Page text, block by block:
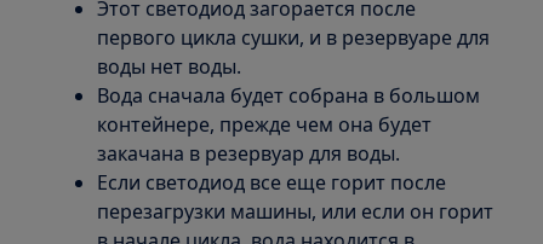
Этот светодиод загорается после
первого цикла сушки, и в резервуаре для
воды нет воды.
Вода сначала будет собрана в большом
контейнере, прежде чем она будет
закачана в резервуар для воды.
Если светодиод все еще горит после
перезагрузки машины, или если он горит